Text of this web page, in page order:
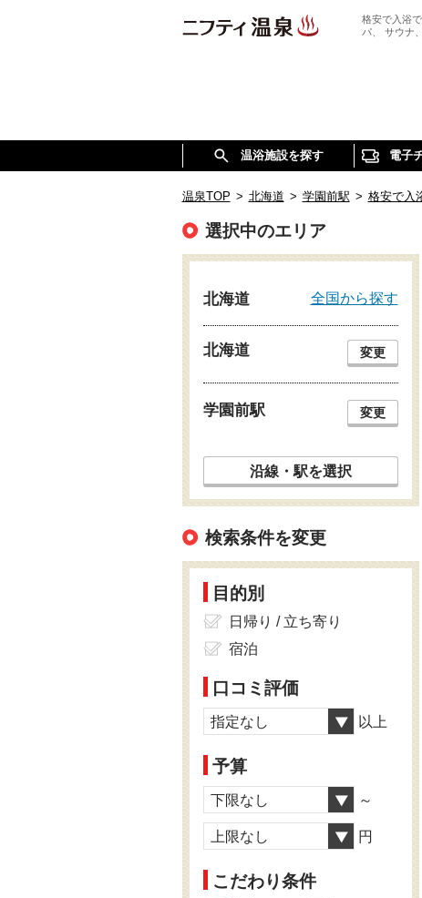
格安で入浴
パ、 サウナ
温浴施設を探す 電子
温泉TOP > 北海道 > 学園前駅 > 格安で入
選択中のエリア
北海道 全国から探す
北海道 変更
学園前駅 変更
沿線・駅を選択
検索条件を変更
目的別
日帰り / 立ち寄り
宿泊
口コミ評価
指定なし 以上
予算
下限なし ～
上限なし 円
こだわり条件